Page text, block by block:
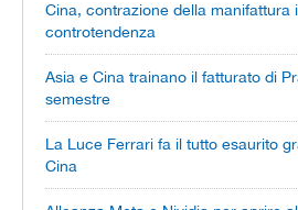
Cina, contrazione della manifattura
controtendenza
Asia e Cina trainano il fatturato di
semestre
La Luce Ferrari fa il tutto esaurito
Cina